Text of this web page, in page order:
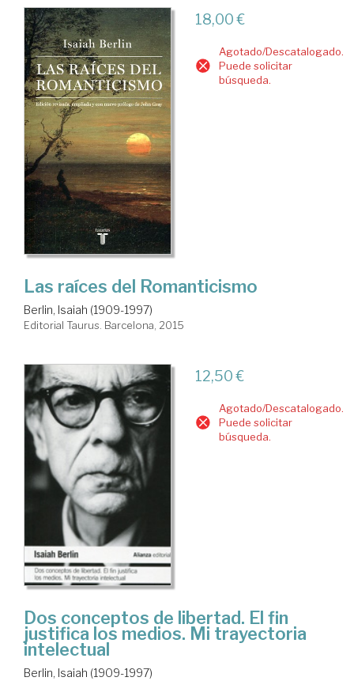
18,00 €
Agotado/Descatalogado.
Puede solicitar
búsqueda.
Las raíces del Romanticismo
Berlin, Isaiah (1909-1997)
Editorial Taurus. Barcelona, 2015
12,50 €
Agotado/Descatalogado.
Puede solicitar
búsqueda.
Dos conceptos de libertad. El fin
justifica los medios. Mi trayectoria
intelectual
Berlin, Isaiah (1909-1997)